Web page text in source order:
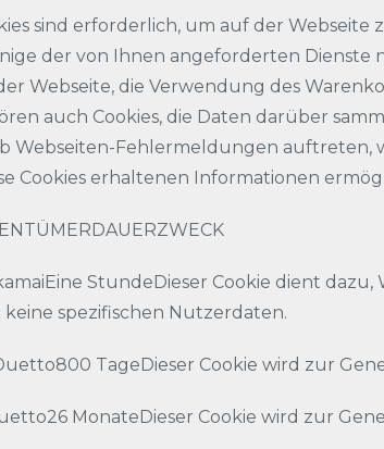
sind erforderlich, um auf der
der von Ihnen angeforderten
Webseite, die Verwendung des
auch Cookies, die Daten darüber
Webseiten-Fehlermeldungen auftreten,
Cookies erhaltenen Informationen
StundeDieser Cookie dient
spezifischen Nutzerdaten.
TageDieser Cookie wird zur
MonateDieser Cookie wird zur